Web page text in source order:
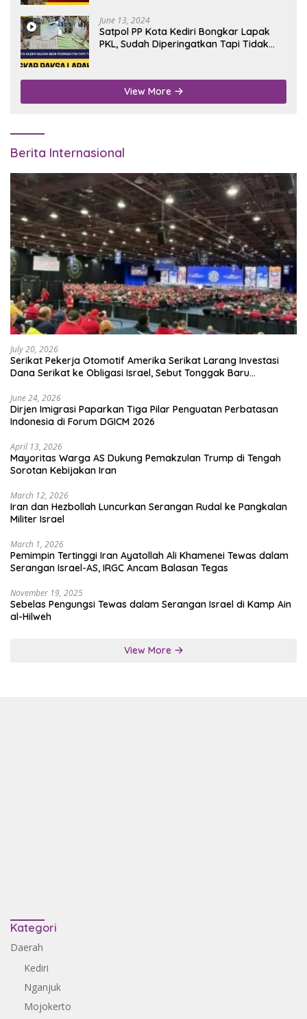
June 13, 2024
Satpol PP Kota Kediri Bongkar Lapak
PKL, Sudah Diperingatkan Tapi Tidak
View More
Berita Internasional
July 20, 2026
Serikat Pekerja Otomotif Amerika Serikat Larang Investasi
Dana Serikat ke Obligasi Israel, Sebut Tonggak Baru
June 24, 2026
Dirjen Imigrasi Paparkan Tiga Pilar Penguatan Perbatasan
Indonesia di Forum DGICM 2026
April 13, 2026
Mayoritas Warga AS Dukung Pemakzulan Trump di Tengah
Sorotan Kebijakan Iran
March 12, 2026
Iran dan Hezbollah Luncurkan Serangan Rudal ke Pangkalan
Militer Israel
March 1, 2026
Pemimpin Tertinggi Iran Ayatollah Ali Khamenei Tewas dalam
Serangan Israel-AS, IRGC Ancam Balasan Tegas
November 19, 2025
Sebelas Pengungsi Tewas dalam Serangan Israel di Kamp Ain
al-Hilweh
View More
Kategori
Daerah
Kediri
Nganjuk
Mojokerto